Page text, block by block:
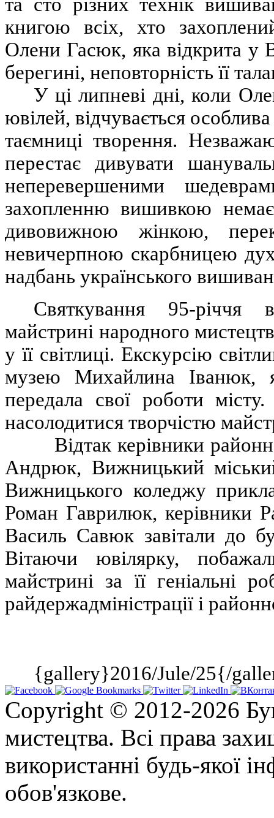
книгою всіх, хто
Олени Гасюк, яка відкрита у
берегині, неповторність її
У ці липневі дні, коли
ювілей, відчувається
таємниці творення.
перестає дивувати
неперевершеними
захопленню вишивкою
дивовижною жінкою,
невичерпною скарбницею
надбань українського
Святкування 95-річчя
майстрині народного
у її світлиці. Екскурсію
музею Михайлина Іванюк,
передала свої роботи
насолодитися творчістю
Відтак керівники
Андрюк, Вижницький
Вижницького коледжу
Роман Гаврилюк, керівники
Василь Савюк завітали до
Вітаючи ювілярку,
майстрині за її геніальні
райдержадміністрації і
{gallery}2016/Jule/25{/
Copyright © 2012-2026
мистецтва. Всі права
використанні будь-якої
обов'язкове.